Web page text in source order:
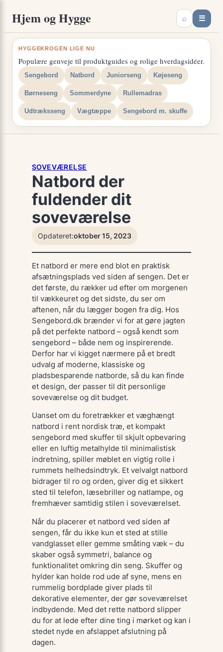
indhold
Hjem og Hygge ⌕ ☰
HYGGEKROGEN LIGE NU
Populære genveje til produktguides og rolige hverdagsidéer.
Sengebord Natbord Juniorseng Køjeseng
Børneseng Sommerdyne Rullemadras
Udtræksseng Vægtæppe Sengebord m. skuffe
SOVEVÆRELSE
Natbord der
fuldender dit
soveværelse
Opdateret:oktober 15, 2023
Et natbord er mere end blot en praktisk
afsætningsplads ved siden af sengen. Det er
det første, du rækker ud efter om morgenen
til vækkeuret og det sidste, du ser om
aftenen, når du lægger bogen fra dig. Hos
Sengebord.dk brænder vi for at gøre jagten
på det perfekte natbord – også kendt som
sengebord – både nem og inspirerende.
Derfor har vi kigget nærmere på et bredt
udvalg af moderne, klassiske og
pladsbesparende natborde, så du kan finde
et design, der passer til dit personlige
soveværelse og dit budget.
Uanset om du foretrækker et væghængt
natbord i rent nordisk træ, et kompakt
sengebord med skuffer til skjult opbevaring
eller en luftig metalhylde til minimalistisk
indretning, spiller møblet en vigtig rolle i
rummets helhedsindtryk. Et velvalgt natbord
bidrager til ro og orden, giver dig et sikkert
sted til telefon, læsebriller og natlampe, og
fremhæver samtidig stilen i soveværelset.
Når du placerer et natbord ved siden af
sengen, får du ikke kun et sted at stille
vandglasset eller gemme småting væk – du
skaber også symmetri, balance og
funktionalitet omkring din seng. Skuffer og
hylder kan holde rod ude af syne, mens en
rummelig bordplade giver plads til
dekorative elementer, der gør soveværelset
indbydende. Med det rette natbord slipper
du for at lede efter dine ting i mørket og kan i
stedet nyde en afslappet afslutning på
dagen.